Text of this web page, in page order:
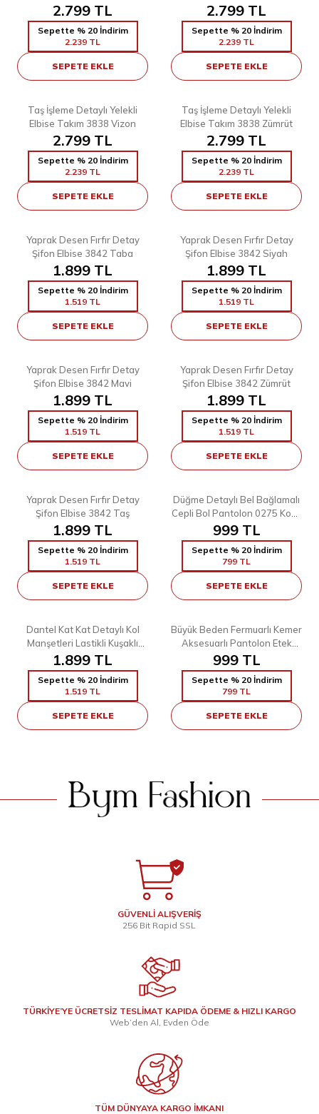
2.799 TL
Sepette % 20 İndirim
2.239 TL
SEPETE EKLE
2.799 TL
Sepette % 20 İndirim
2.239 TL
SEPETE EKLE
Taş İşleme Detaylı Yelekli
Elbise Takım 3838 Vizon
2.799 TL
Sepette % 20 İndirim
2.239 TL
SEPETE EKLE
Taş İşleme Detaylı Yelekli
Elbise Takım 3838 Zümrüt
2.799 TL
Sepette % 20 İndirim
2.239 TL
SEPETE EKLE
Yaprak Desen Fırfır Detay
Şifon Elbise 3842 Taba
1.899 TL
Sepette % 20 İndirim
1.519 TL
SEPETE EKLE
Yaprak Desen Fırfır Detay
Şifon Elbise 3842 Siyah
1.899 TL
Sepette % 20 İndirim
1.519 TL
SEPETE EKLE
Yaprak Desen Fırfır Detay
Şifon Elbise 3842 Mavi
1.899 TL
Sepette % 20 İndirim
1.519 TL
SEPETE EKLE
Yaprak Desen Fırfır Detay
Şifon Elbise 3842 Zümrüt
1.899 TL
Sepette % 20 İndirim
1.519 TL
SEPETE EKLE
Yaprak Desen Fırfır Detay
Şifon Elbise 3842 Taş
1.899 TL
Sepette % 20 İndirim
1.519 TL
SEPETE EKLE
Düğme Detaylı Bel Bağlamalı
Cepli Bol Pantolon 0275 Koyu
Kahve
999TL
Sepette % 20 İndirim
799 TL
SEPETE EKLE
Dantel Kat Kat Detaylı Kol
Manşetleri Lastikli Kuşaklı
Astarlı Elbise 3614 Zümrüt
1.899 TL
Sepette % 20 İndirim
1.519 TL
SEPETE EKLE
12
Büyük Beden Fermuarlı Kemer
Aksesuarlı Pantolon Etek
0125-1 Bebe Mavisi
999TL
Sepette % 20 İndirim
799 TL
SEPETE EKLE
GÜVENLİ ALIŞVERİŞ
256 Bit Rapid SSL
TÜRKİYE’YE ÜCRETSİZ TESLİMAT KAPIDA ÖDEME & HIZLI KARGO
Web’den Al, Evden Öde
TÜM DÜNYAYA KARGO İMKANI